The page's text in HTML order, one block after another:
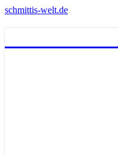
schmittis-welt.de